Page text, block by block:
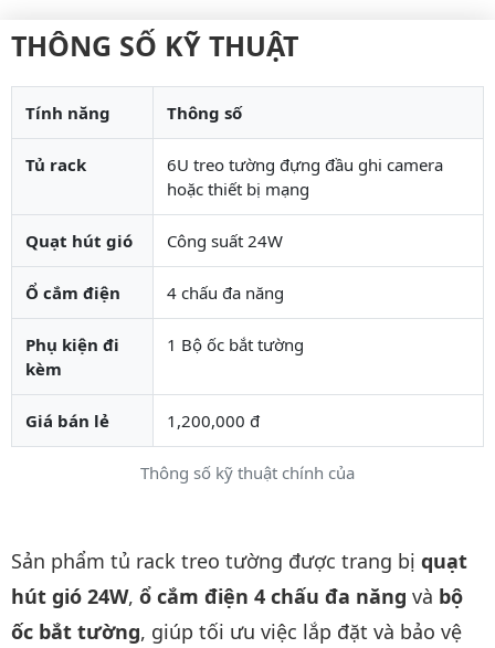
THÔNG SỐ KỸ THUẬT
Thông số kỹ thuật chính của
Tính năng Thông số
Tủ rack
6U treo tường đựng đầu ghi camera
hoặc thiết bị mạng
Quạt hút gió Công suất 24W
Ổ cắm điện 4 chấu đa năng
Phụ kiện đi
kèm
1 Bộ ốc bắt tường
Giá bán lẻ 1,200,000 đ
Mô tả chi tiết sản phẩm
Sản phẩm tủ rack treo tường được trang bị quạt
hút gió 24W, ổ cắm điện 4 chấu đa năng và bộ
ốc bắt tường, giúp tối ưu việc lắp đặt và bảo vệ